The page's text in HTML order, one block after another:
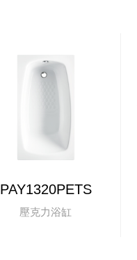
PAY1320PETS
壓克力浴缸